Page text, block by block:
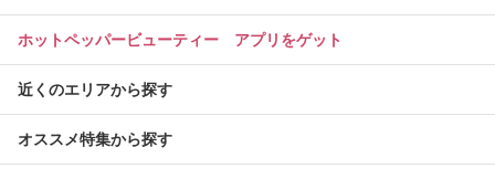
ホットペッパービューティー アプリをゲット
近くのエリアから探す
オススメ特集から探す